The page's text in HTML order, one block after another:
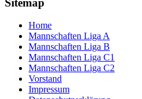
Home
Mannschaften Liga A
Mannschaften Liga B
Mannschaften Liga C1
Mannschaften Liga C2
Vorstand
Impressum